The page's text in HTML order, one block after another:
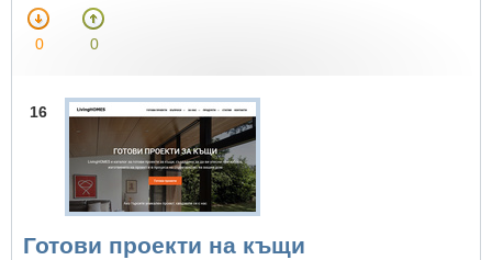
0 0
16
Готови проекти на къщи